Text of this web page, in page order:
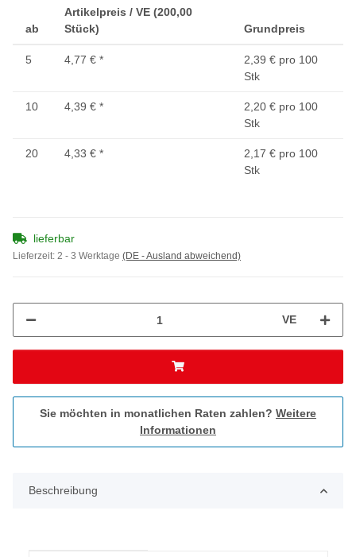
ab
Artikelpreis / VE (200,00
Stück)
Grundpreis
5 4,77 € *
2,39 € pro 100
Stk
10 4,39 € *
2,20 € pro 100
Stk
20 4,33 € *
2,17 € pro 100
Stk
lieferbar
Lieferzeit: 2 - 3 Werktage (DE - Ausland abweichend)
VE
Sie möchten in monatlichen Raten zahlen? Weitere
Informationen
Beschreibung